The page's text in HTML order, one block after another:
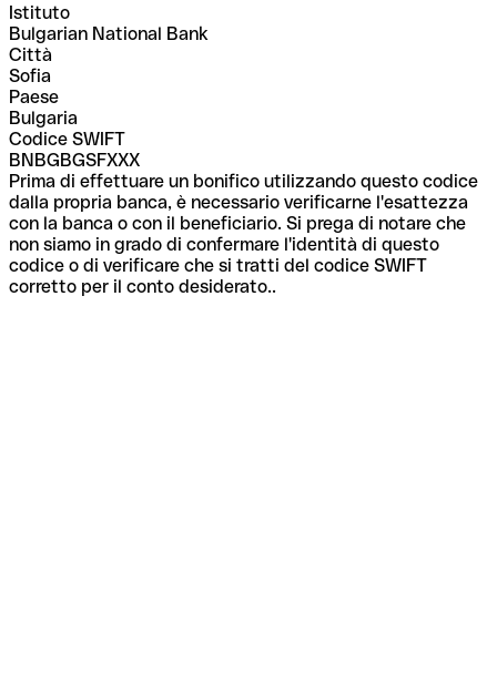
Istituto
Bulgarian National Bank
Città
Sofia
Paese
Bulgaria
Codice SWIFT
BNBGBGSFXXX
Prima di effettuare un bonifico utilizzando questo codice
dalla propria banca, è necessario verificarne l'esattezza
con la banca o con il beneficiario. Si prega di notare che
non siamo in grado di confermare l'identità di questo
codice o di verificare che si tratti del codice SWIFT
corretto per il conto desiderato..